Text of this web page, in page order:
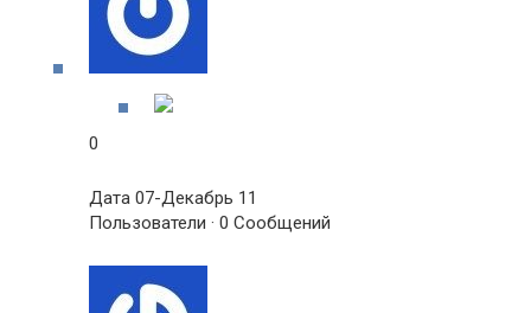
0
Дата 07-Декабрь 11
Пользователи · 0 Сообщений